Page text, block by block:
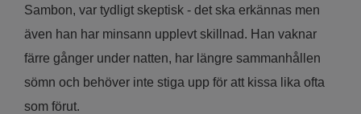
Sambon, var tydligt skeptisk - det ska erkännas men
även han har minsann upplevt skillnad. Han vaknar
färre gånger under natten, har längre sammanhållen
sömn och behöver inte stiga upp för att kissa lika ofta
som förut.